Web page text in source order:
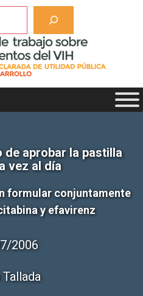
de aprobar la pastilla
vez al día
formular conjuntamente
y efavirenz
2006